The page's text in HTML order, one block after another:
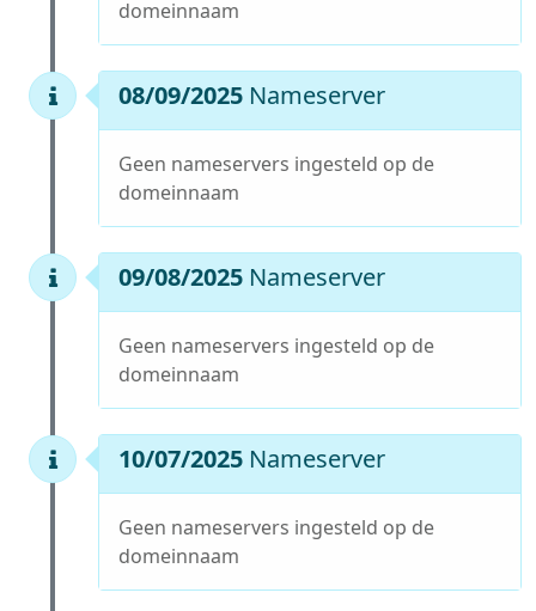
domeinnaam
08/09/2025 Nameserver
Geen nameservers ingesteld op de
domeinnaam
09/08/2025 Nameserver
Geen nameservers ingesteld op de
domeinnaam
10/07/2025 Nameserver
Geen nameservers ingesteld op de
domeinnaam